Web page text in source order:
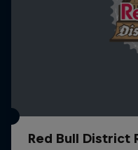
Red Bull District